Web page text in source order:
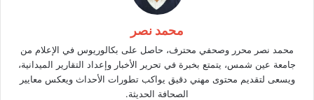
محمد نصر
محمد نصر محرر وصحفي محترف، حاصل على بكالوريوس في الإعلام من
جامعة عين شمس، يتمتع بخبرة في تحرير الأخبار وإعداد التقارير الميدانية،
ويسعى لتقديم محتوى مهني دقيق يواكب تطورات الأحداث ويعكس معايير
الصحافة الحديثة.